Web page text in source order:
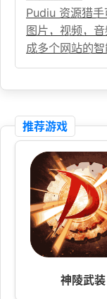
Pudiu 资源猎
图片，视频，
成多个网站的
推荐游戏
神陵武装